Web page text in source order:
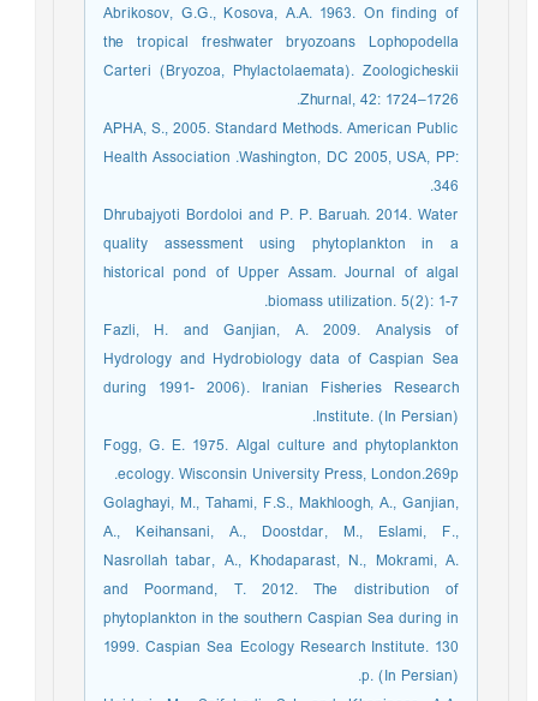
Abrikosov, G.G., Kosova, A.A. 1963. On finding of
the tropical freshwater bryozoans Lophopodella
Carteri (Bryozoa, Phylactolaemata). Zoologicheskii
Zhurnal, 42: 1724–1726.
APHA, S., 2005. Standard Methods. American Public
Health Association .Washington, DC 2005, USA, PP:
346.
Dhrubajyoti Bordoloi and P. P. Baruah. 2014. Water
quality assessment using phytoplankton in a
historical pond of Upper Assam. Journal of algal
biomass utilization. 5(2): 1-7.
Fazli, H. and Ganjian, A. 2009. Analysis of
Hydrology and Hydrobiology data of Caspian Sea
during 1991- 2006). Iranian Fisheries Research
Institute. (In Persian).
Fogg, G. E. 1975. Algal culture and phytoplankton
ecology. Wisconsin University Press, London.269p.
Golaghayi, M., Tahami, F.S., Makhloogh, A., Ganjian,
A., Keihansani, A., Doostdar, M., Eslami, F.,
Nasrollah tabar, A., Khodaparast, N., Mokrami, A.
and Poormand, T. 2012. The distribution of
phytoplankton in the southern Caspian Sea during in
1999. Caspian Sea Ecology Research Institute. 130
p. (In Persian).